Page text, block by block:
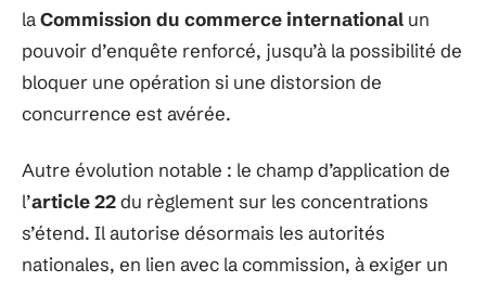
laCommission du commerce international un
pouvoir d’enquête renforcé, jusqu’à la possibilité de
bloquer une opération si une distorsion de
concurrence est avérée.
Autre évolution notable : le champ d’application de
l’article 22du règlement sur les concentrations
s’étend. Il autorise désormais les autorités
nationales, en lien avec la commission, à exiger un